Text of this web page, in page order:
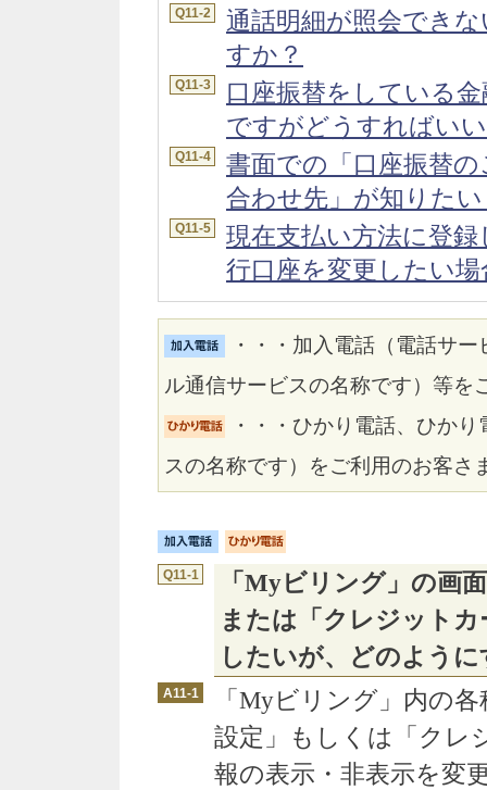
Q11-2
通話明細が照会でき
すか？
Q11-3
口座振替をしている
ですがどうすればい
Q11-4
書面での「口座振替
合わせ先」が知りた
Q11-5
現在支払い方法に登
行口座を変更したい
・・・加入電話（電話サ
ル通信サービスの名称です）等を
・・・ひかり電話、ひか
スの名称です）をご利用のお客さ
Q11-1
「Myビリング」の画
または「クレジット
したいが、どのよう
A11-1
「Myビリング」内の
設定」もしくは「クレ
報の表示・非表示を変